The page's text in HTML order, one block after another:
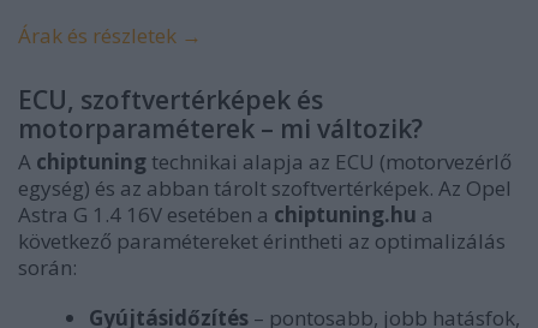
Árak és részletek →
ECU, szoftvertérképek és
motorparaméterek – mi változik?
A chiptuning technikai alapja az ECU (motorvezérlő
egység) és az abban tárolt szoftvertérképek. Az Opel
Astra G 1.4 16V esetében a chiptuning.hu a
következő paramétereket érintheti az optimalizálás
során:
Gyújtásidőzítés – pontosabb, jobb hatásfok,